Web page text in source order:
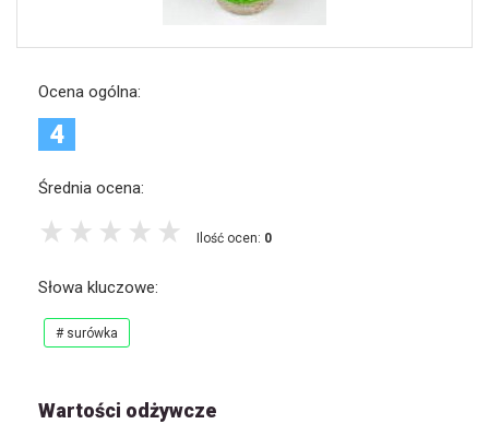
Ocena ogólna:
4
Średnia ocena:
Ilość ocen: 0
Słowa kluczowe:
# surówka
Wartości odżywcze